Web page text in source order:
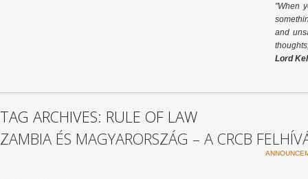
"When
and
Lord
TAG ARCHIVES: RULE OF LAW
ZAMBIA ÉS MAGYARORSZÁG – A CRCB